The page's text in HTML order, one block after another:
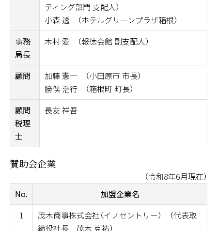
ティング部門 支配人）
小森 透 （ホテルグリーンプラザ箱根）
事務
局長
木村 愛 （報徳会館 副支配人）
顧問
加藤 憲一 （小田原市 市長）
勝俣 浩行 （箱根町 町長）
顧問
税理
士
長友 祥吾
賛助会企業
（令和8年6月現在）
No.
加盟企業名
1
茂木商事株式会社（イノセントリー） （代表取
締役社長 茂木 克祐）